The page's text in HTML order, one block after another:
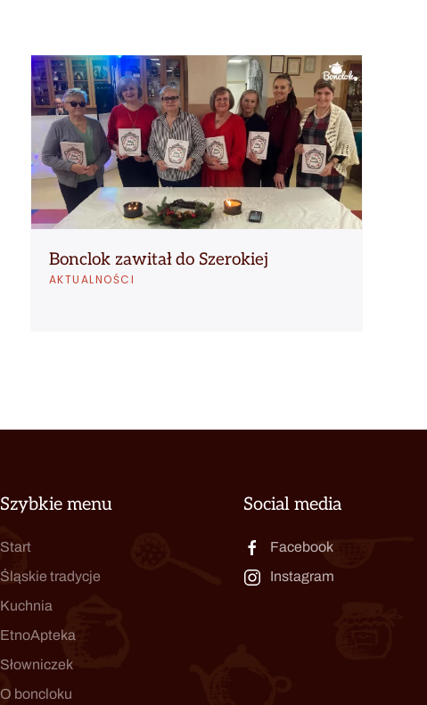
Bonclok zawitał do Szerokiej
AKTUALNOŚCI
Szybkie menu
Start
Śląskie tradycje
Kuchnia
EtnoApteka
Słowniczek
O boncloku
Social media
Facebook
Instagram